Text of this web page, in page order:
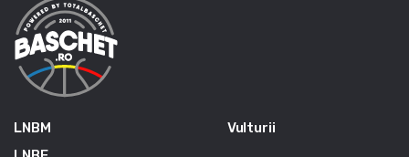
LNBM
Vulturii